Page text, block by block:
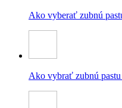
Ako vyberať zubnú
Ako vybrať zubnú pastu